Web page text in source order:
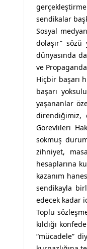
sendikalar
Sosyal
dolaşır”
dünyasında
ve
Hiçbir başarı
başarı
yaşananlar
direndiğimiz,
Görevlileri
sokmuş
zihniyet,
hesaplarına
kazanım
sendikayla
edecek kadar
Toplu
kıldığı
“mücadele”